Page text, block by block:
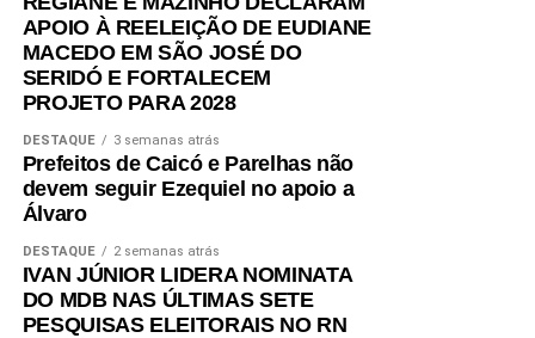
APOIO À REELEIÇÃO DE EUDIANE
MACEDO EM SÃO JOSÉ DO
SERIDÓ E FORTALECEM
PROJETO PARA 2028
DESTAQUE 3 semanas atrás
Prefeitos de Caicó e Parelhas não
devem seguir Ezequiel no apoio a
Álvaro
DESTAQUE 2 semanas atrás
IVAN JÚNIOR LIDERA NOMINATA
DO MDB NAS ÚLTIMAS SETE
PESQUISAS ELEITORAIS NO RN